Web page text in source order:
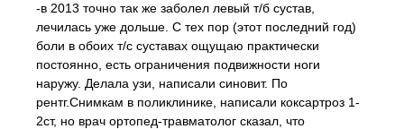
-в 2013 точно так же заболел левый т/б сустав,
лечилась уже дольше. С тех пор (этот последний год)
боли в обоих т/с суставах ощущаю практически
постоянно, есть ограничения подвижности ноги
наружу. Делала узи, написали синовит. По
рентг.Снимкам в поликлинике, написали коксартроз 1-
2ст, но врач ортопед-травматолог сказал, что